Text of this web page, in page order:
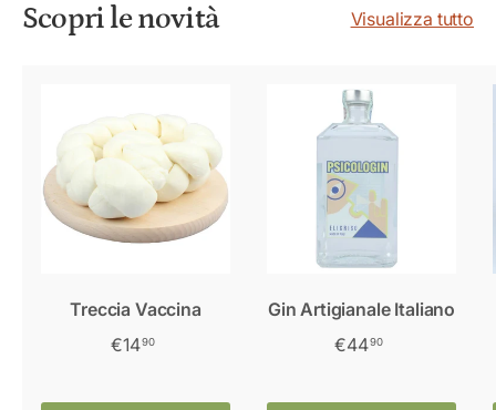
Scopri le novità Visualizza tutto
Treccia Vaccina
€1490
Gin Artigianale Italiano
€4490